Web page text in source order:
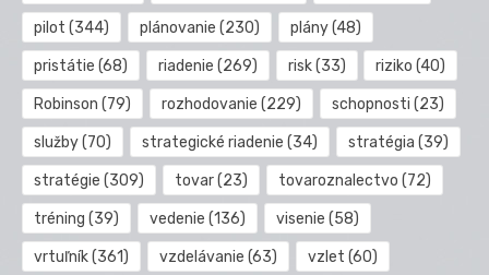
pilot (344) plánovanie (230) plány(48)
pristátie (68) riadenie (269) risk(33) riziko (40)
Robinson (79) rozhodovanie (229) schopnosti (23)
služby(70) strategické riadenie (34) stratégia (39)
stratégie (309) tovar(23) tovaroznalectvo (72)
tréning (39) vedenie (136) visenie (58)
vrtuľník(361) vzdelávanie (63) vzlet (60)